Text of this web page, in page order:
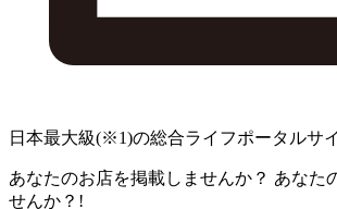
日本最大級(※1)の総合ライフポータルサ
あなたのお店を掲載しませんか？ あなた
せんか？!